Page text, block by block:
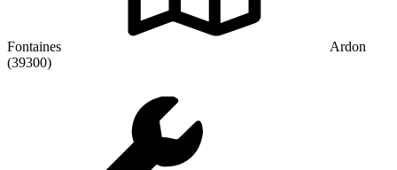
Fontaines
Ardon
(39300)